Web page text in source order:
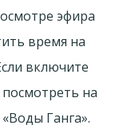
эфира
время на
включите
на
Ганга».